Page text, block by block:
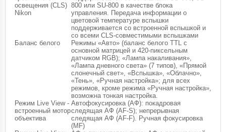
освещения (CLS)
Nikon
800 или SU-800 в качестве блока
управления. Передача информации о
цветовой температуре вспышки
поддерживается со встроенной вспышкой и
со всеми CLS-совместимыми вспышками
Баланс белого
Режимы «Авто» (баланс белого TTL с
основной матрицей и 420-пиксельным
датчиком RGB); «Лампа накаливания»,
«Лампа дневного света» (7 типов), «Прямой
слонечный свет», «Вспышка», «Облачно»,
«Тень», «Ручная настройка»; для всех
режимов, кроме режима «Ручная настройка»,
возможна тонкая настройка.
Режим Live View -
встроенный мотор
объектива
Автофокусировка (АФ): покадровая
следящая АФ (AF-S); непрерывная
следящая АФ (AF-F). Ручная фокусировка
(MF)